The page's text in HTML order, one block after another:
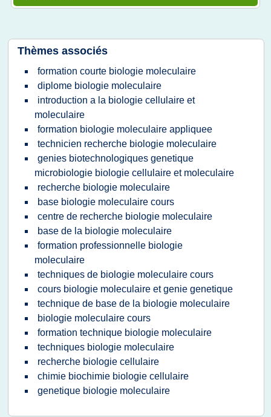
Thèmes associés
formation courte biologie moleculaire
diplome biologie moleculaire
introduction a la biologie cellulaire et
moleculaire
formation biologie moleculaire appliquee
technicien recherche biologie moleculaire
genies biotechnologiques genetique
microbiologie biologie cellulaire et moleculaire
recherche biologie moleculaire
base biologie moleculaire cours
centre de recherche biologie moleculaire
base de la biologie moleculaire
formation professionnelle biologie
moleculaire
techniques de biologie moleculaire cours
cours biologie moleculaire et genie genetique
technique de base de la biologie moleculaire
biologie moleculaire cours
formation technique biologie moleculaire
techniques biologie moleculaire
recherche biologie cellulaire
chimie biochimie biologie cellulaire
genetique biologie moleculaire